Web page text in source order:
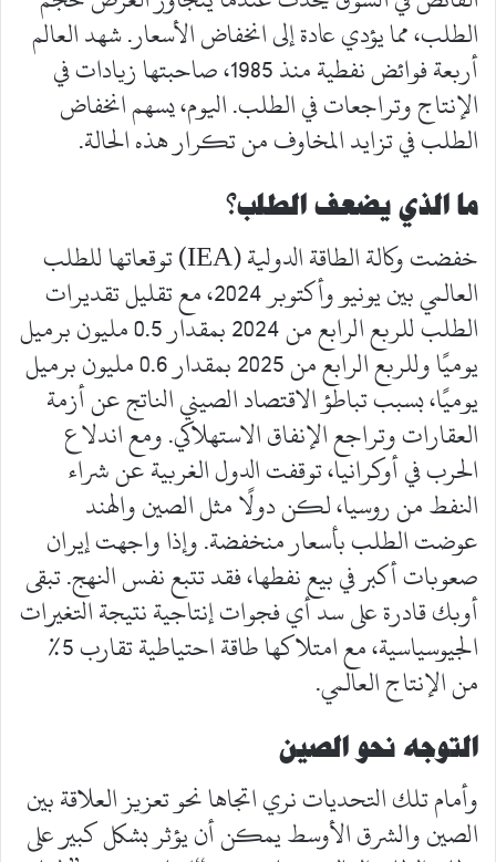
الطلب، مما يؤدي عادة إلى انخفاض الأسعار. شهد العالم
أربعة فوائض نفطية منذ 1985، صاحبتها زيادات في
الإنتاج وتراجعات في الطلب. اليوم، يسهم انخفاض
الطلب في تزايد المخاوف من تكرار هذه الحالة.
ما الذي يضعف الطلب؟
خفضت وكالة الطاقة الدولية (IEA) توقعاتها للطلب
العالمي بين يونيو وأكتوبر 2024، مع تقليل تقديرات
الطلب للربع الرابع من 2024 بمقدار 0.5 مليون برميل
يوميًا وللربع الرابع من 2025 بمقدار 0.6 مليون برميل
يوميًا، بسبب تباطؤ الاقتصاد الصيني الناتج عن أزمة
العقارات وتراجع الإنفاق الاستهلاكي. ومع اندلاع
الحرب في أوكرانيا، توقفت الدول الغربية عن شراء
النفط من روسيا، لكن دولًا مثل الصين والهند
عوضت الطلب بأسعار منخفضة. وإذا واجهت إيران
صعوبات أكبر في بيع نفطها، فقد تتبع نفس النهج. تبقى
أوبك قادرة على سد أي فجوات إنتاجية نتيجة التغيرات
الجيوسياسية، مع امتلاكها طاقة احتياطية تقارب 5%
من الإنتاج العالمي.
التوجه نحو الصين
وأمام تلك التحديات نري اتجاها نحو تعزيز العلاقة بين
الصين والشرق الأوسط يمكن أن يؤثر بشكل كبير على